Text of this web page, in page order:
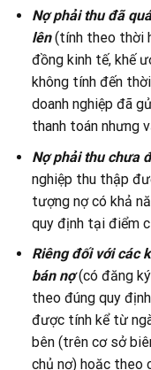
Nợ phải thu đã
lên(tính theo thời
đồng kinh tế, khế
không tính đến
doanh nghiệp đã
thanh toán nhưng
Nợ phải thu chưa
nghiệp thu thập
tượng nợ có khả
quy định tại điểm
Riêng đối với các
bán nợ(có đăng ký
theo đúng quy
được tính kể từ
bên (trên cơ sở
chủ nợ) hoặc theo